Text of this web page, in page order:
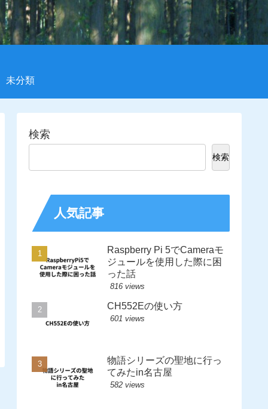
未分類
検索
検索
人気記事
Raspberry Pi 5でCameraモ
ジュールを使用した際に困
った話
816 views
CH552Eの使い方
601 views
物語シリーズの聖地に行っ
てみたin名古屋
582 views